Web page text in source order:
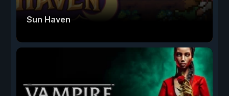
Sun Haven